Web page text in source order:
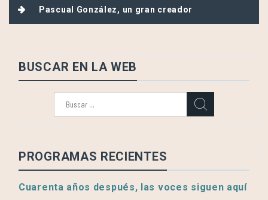
Pascual González, un gran creador
BUSCAR EN LA WEB
PROGRAMAS RECIENTES
Cuarenta años después, las voces siguen aquí